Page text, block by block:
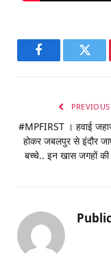
Facebook
#MPFIRST । हवाई
होकर जबलपुर से इंदौर
बच्चे.. इन खास जगहों